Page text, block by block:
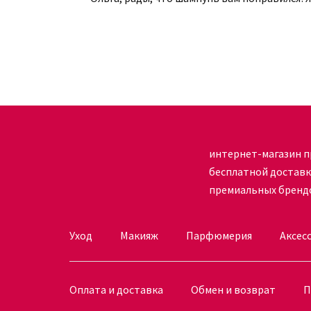
При возникновении сложностей во время
интернет-магазин
бесплатной
премиальных
Уход Макияж Парфюмерия
Оплата и доставка Обмен и возврат